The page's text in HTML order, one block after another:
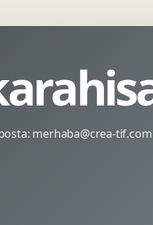
merhaba@crea-tif.com